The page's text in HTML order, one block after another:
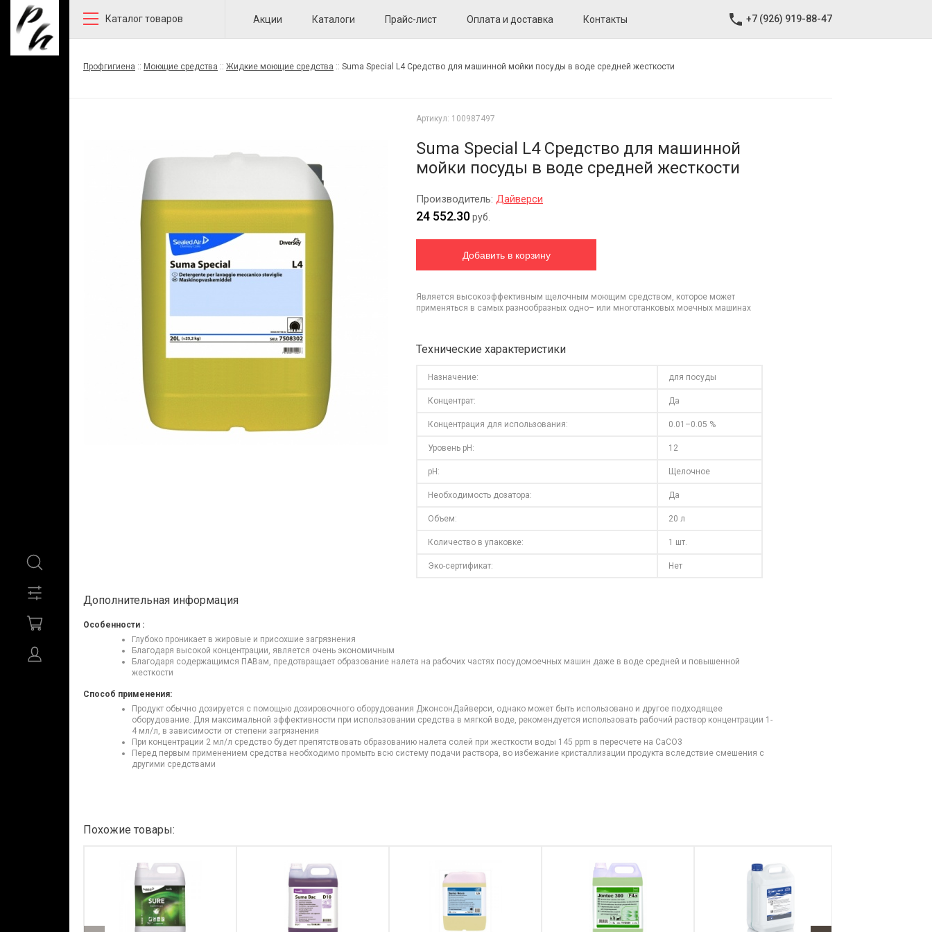
Каталог товаров Акции Каталоги Прайс-лист Оплата и доставка Контакты +7 (926) 919-88-47
Профгигиена :: Моющие средства :: Жидкие моющие средства :: Suma Special L4 Средство для машинной мойки посуды в воде средней жесткости
Артикул: 100987497
Suma Special L4 Средство для машинной
мойки посуды в воде средней жесткости
Производитель: Дайверси
24 552.30руб.
Является высокоэффективным щелочным моющим средством, которое может
применяться в самых разнообразных одно– или многотанковых моечных машинах
Технические характеристики
Назначение: для посуды
Концентрат: Да
Концентрация для использования: 0.01–0.05 %
Уровень pH: 12
pH: Щелочное
Необходимость дозатора: Да
Объем: 20 л
Количество в упаковке: 1 шт.
Эко-сертификат: Нет
Дополнительная информация
Особенности :
Глубоко проникает в жировые и присохшие загрязнения
Благодаря высокой концентрации, является очень экономичным
Благодаря содержащимся ПАВам, предотвращает образование налета на рабочих частях посудомоечных машин даже в воде средней и повышенной
жесткости
Способ применения:
Продукт обычно дозируется с помощью дозировочного оборудования ДжонсонДайверси, однако может быть использовано и другое подходящее
оборудование. Для максимальной эффективности при использовании средства в мягкой воде, рекомендуется использовать рабочий раствор концентрации 1-
4 мл/л, в зависимости от степени загрязнения
При концентрации 2 мл/л средство будет препятствовать образованию налета солей при жесткости воды 145 ppm в пересчете на CaCO3
Перед первым применением средства необходимо промыть всю систему подачи раствора, во избежание кристаллизации продукта вследствие смешения с
другими средствами
Похожие товары: